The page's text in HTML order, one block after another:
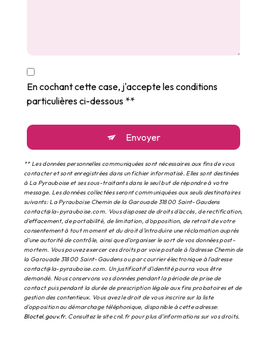
En cochant cette case, j'accepte les conditions
particulières ci-dessous **
Envoyer
** Les données personnelles communiquées sont nécessaires aux fins de vous
contacter et sont enregistrées dans un fichier informatisé. Elles sont destinées
à La Pyrauboise et ses sous-traitants dans le seul but de répondre à votre
message. Les données collectées seront communiquées aux seuls destinataires
suivants: La Pyrauboise Chemin de la Garouade 31800 Saint-Gaudens
contact@la-pyrauboise.com. Vous disposez de droits d’accès, de rectification,
d’effacement, de portabilité, de limitation, d’opposition, de retrait de votre
consentement à tout moment et du droit d’introduire une réclamation auprès
d’une autorité de contrôle, ainsi que d’organiser le sort de vos données post-
mortem. Vous pouvez exercer ces droits par voie postale à l'adresse Chemin de
la Garouade 31800 Saint-Gaudens ou par courrier électronique à l'adresse
contact@la-pyrauboise.com. Un justificatif d'identité pourra vous être
demandé. Nous conservons vos données pendant la période de prise de
contact puis pendant la durée de prescription légale aux fins probatoires et de
gestion des contentieux. Vous avez le droit de vous inscrire sur la liste
d'opposition au démarchage téléphonique, disponible à cette adresse:
Bloctel.gouv.fr. Consultez le site cnil.fr pour plus d’informations sur vos droits.